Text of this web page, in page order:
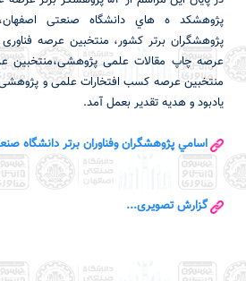
پژوهشكد ه هاي دانشگاه صنعتی
پژوهشگران برتر کشور، منتخبین عرصه
عرصه چاپ مقالات علمی پژوهشی،منتخبین
منتخبین عرصه کسب افتخارات علمی و پژوهشی
یادبود و هدیه تقدیر بعمل آمد.
اسامي پژوهشگران وفناوران برتر دانشگاه
گزارش تصویری...